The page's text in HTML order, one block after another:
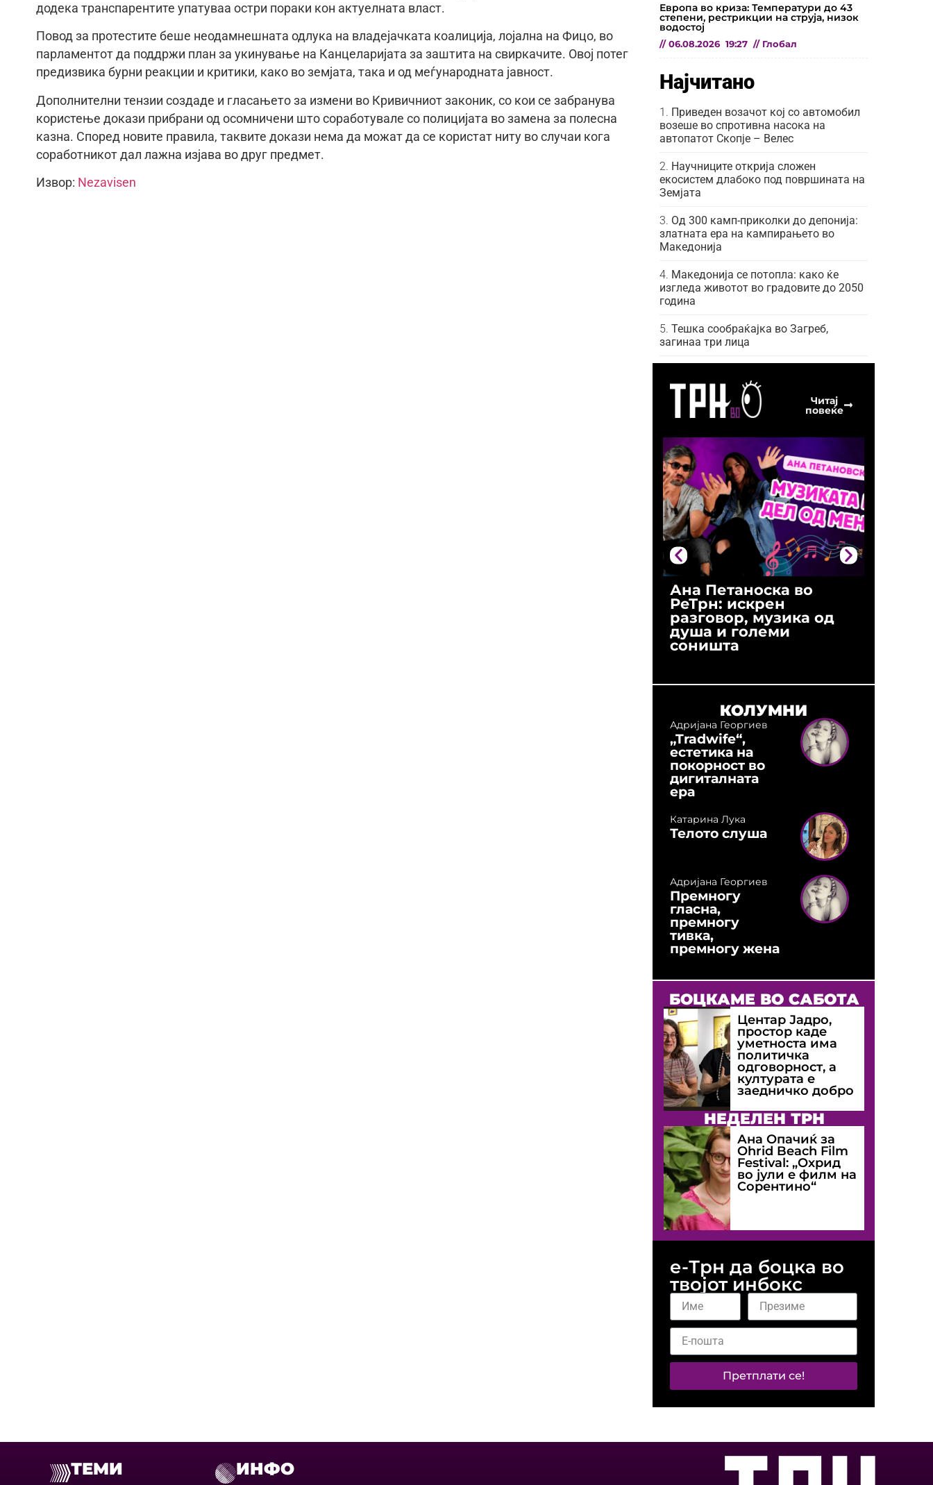
додека транспарентите упатуваа остри пораки кон актуелната власт.
Повод за протестите беше неодамнешната одлука на владејачката коалиција, лојална на Фицо, во
парламентот да поддржи план за укинување на Канцеларијата за заштита на свиркачите. Овој потег
предизвика бурни реакции и критики, како во земјата, така и од меѓународната јавност.
Дополнителни тензии создаде и гласањето за измени во Кривичниот законик, со кои се забранува
користење докази прибрани од осомничени што соработувале со полицијата во замена за полесна
казна. Според новите правила, таквите докази нема да можат да се користат ниту во случаи кога
соработникот дал лажна изјава во друг предмет.
Извор: Nezavisen
Европа во криза: Температури до 43
степени, рестрикции на струја, низок
водостој
// 06.08.2026 19:27 // Глобал
Најчитано
Приведен возачот кој со автомобил
возеше во спротивна насока на
автопатот Скопје – Велес
Научниците открија сложен
екосистем длабоко под површината на
Земјата
Од 300 камп-приколки до депонија:
златната ера на кампирањето во
Македонија
Македонија се потопла: како ќе
изгледа животот во градовите до 2050
година
Тешка сообраќајка во Загреб,
загинаа три лица
Читај
повеќе
Ана Петаноска во
РеТрн: искрен
разговор, музика од
душа и големи
соништа
КОЛУМНИ
Адријана Георгиев
„Tradwife“,
естетика на
покорност во
дигиталната
ера
Катарина Лука
Телото слуша
Адријана Георгиев
Премногу
гласна,
премногу
тивка,
премногу жена
БОЦКАМЕ ВО САБОТА
Центар Јадро,
простор каде
уметноста има
политичка
одговорност, а
културата е
заедничко добро
НЕДЕЛЕН ТРН
Ана Опачиќ за
Оhrid Beach Film
Festival: „Охрид
во јули е филм на
Сорентино“
е-Трн да боцка во
твојот инбокс
Претплати се!
ТЕМИ ИНФО